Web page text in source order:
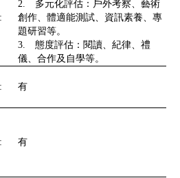
:
2. 多元化評估：戶外考察、藝術
創作、體適能測試、資訊素養、專
題研習等。
3. 態度評估：閱讀、紀律、禮
儀、合作及自學等。
: 有
: 有